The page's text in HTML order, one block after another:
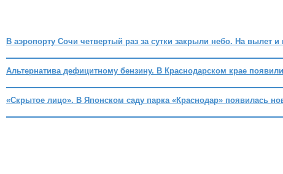
В аэропорту Сочи четвертый раз за сутки закрыли небо. На вылет и
Альтернатива дефицитному бензину. В Краснодарском крае
«Скрытое лицо». В Японском саду парка «Краснодар» появилась